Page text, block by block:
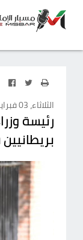
الثلاثاء، 03 فبراير 2026
رئيسة